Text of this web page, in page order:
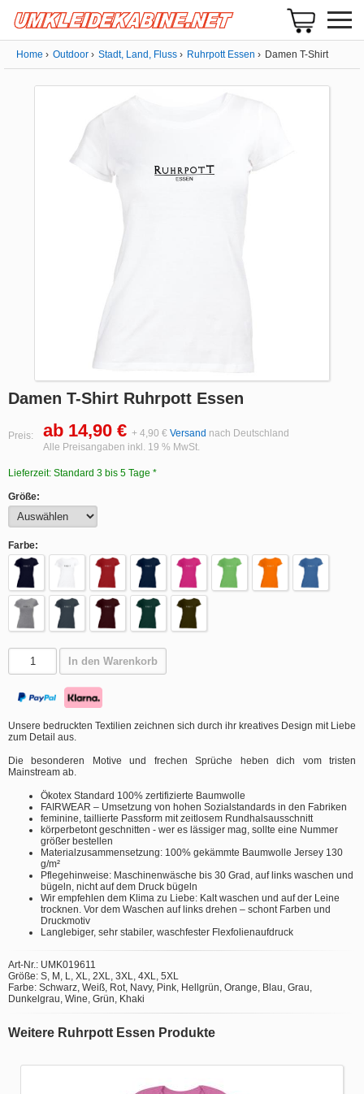
Home Outdoor Stadt, Land, Fluss Ruhrpott Essen Damen T-Shirt
Damen T-Shirt Ruhrpott Essen
Preis: ab 14,90 € + 4,90 € Versand nach Deutschland
Alle Preisangaben inkl. 19 % MwSt.
Lieferzeit: Standard 3 bis 5 Tage *
Größe:
Farbe:
In den Warenkorb
Unsere bedruckten Textilien zeichnen sich durch ihr kreatives Design mit Liebe
zum Detail aus.
Die besonderen Motive und frechen Sprüche heben dich vom tristen
Mainstream ab.
Ökotex Standard 100% zertifizierte Baumwolle
FAIRWEAR – Umsetzung von hohen Sozialstandards in den Fabriken
feminine, taillierte Passform mit zeitlosem Rundhalsausschnitt
körperbetont geschnitten - wer es lässiger mag, sollte eine Nummer
größer bestellen
Materialzusammensetzung: 100% gekämmte Baumwolle Jersey 130
g/m²
Pflegehinweise: Maschinenwäsche bis 30 Grad, auf links waschen und
bügeln, nicht auf dem Druck bügeln
Wir empfehlen dem Klima zu Liebe: Kalt waschen und auf der Leine
trocknen. Vor dem Waschen auf links drehen – schont Farben und
Druckmotiv
Langlebiger, sehr stabiler, waschfester Flexfolienaufdruck
Art-Nr.: UMK019611
Größe: S, M, L, XL, 2XL, 3XL, 4XL, 5XL
Farbe: Schwarz, Weiß, Rot, Navy, Pink, Hellgrün, Orange, Blau, Grau,
Dunkelgrau, Wine, Grün, Khaki
Weitere Ruhrpott Essen Produkte